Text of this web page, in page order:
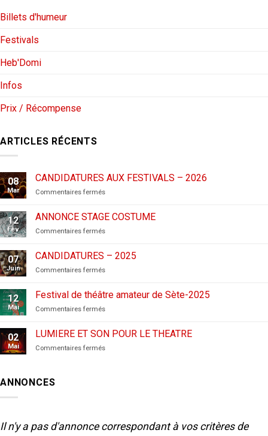
Billets d'humeur
Festivals
Heb'Domi
Infos
Prix / Récompense
ARTICLES RÉCENTS
08
Mar
CANDIDATURES AUX FESTIVALS – 2026
Commentaires ferméssur
AUX
FESTIVALS
–
12
Fév
ANNONCE STAGE COSTUME
Commentaires ferméssur
STAGE
COSTUME
07
Juin
CANDIDATURES – 2025
Commentaires ferméssur
2025
12
Mai
Festival de théâtre amateur de Sète-2025
Commentaires ferméssur
de
théâtre
amateur
02
Mai
LUMIERE ET SON POUR LE THEATRE
Commentaires ferméssur
ANNONCES
Il n'y a pas d'annonce correspondant à vos critères de